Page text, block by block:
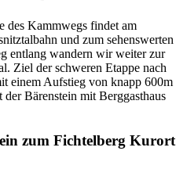
des Kammwegs findet am
und zum sehenswerten
entlang wandern wir weiter zur
Ziel der schweren Etappe nach
einem Aufstieg von knapp 600m
Bärenstein mit Berggasthaus
zum Fichtelberg Kurort